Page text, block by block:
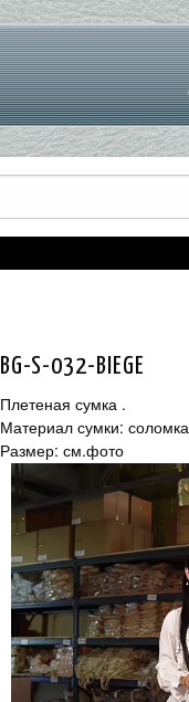
BG-S-032-BIEGE
Плетеная сумка .
Материал сумки: соломка
Размер: см.фото